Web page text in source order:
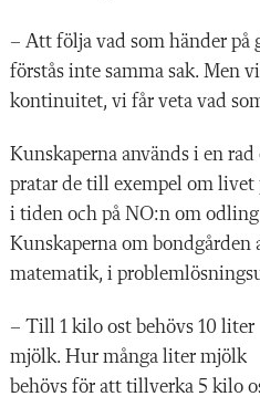
– Att följa vad som händer på
förstås inte samma sak. Men
kontinuitet, vi får veta vad
Kunskaperna används i en
pratar de till exempel om livet
i tiden och på NO:n om
Kunskaperna om bondgården
matematik, i
– Till 1 kilo ost behövs 10 liter
mjölk. Hur många liter mjölk
behövs för att tillverka 5 kilo